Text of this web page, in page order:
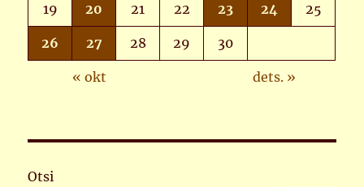
19 20 21 22 23 24 25
26 27 28 29 30
« okt dets. »
Otsi